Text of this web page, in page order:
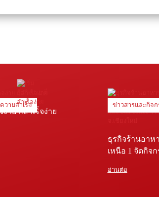
ความสำเร็จ
ง่าย ก็สำเร็จง่าย
ข่าวสารและกิจก
ธุรกิจร้านอาห
เหนือ 1 จัดกิจ
พยาบาลสันทรา
อ่านต่อ